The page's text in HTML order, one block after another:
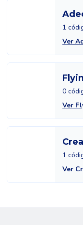
1
Ver
0
Ver
1
Ver